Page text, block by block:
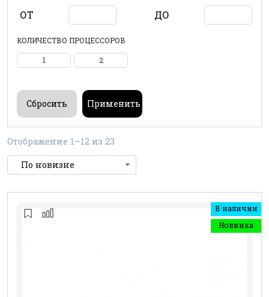
ОТ ДО
КОЛИЧЕСТВО ПРОЦЕССОРОВ
1 2
Отображение 1–12 из 23
В наличии
Новинка